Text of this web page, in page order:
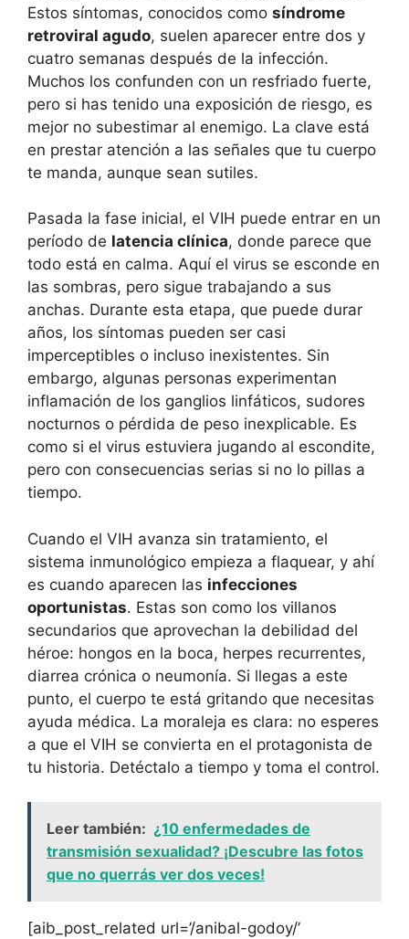
Estos síntomas, conocidos como síndrome
retroviral agudo, suelen aparecer entre dos y
cuatro semanas después de la infección.
Muchos los confunden con un resfriado fuerte,
pero si has tenido una exposición de riesgo, es
mejor no subestimar al enemigo. La clave está
en prestar atención a las señales que tu cuerpo
te manda, aunque sean sutiles.
Pasada la fase inicial, el VIH puede entrar en un
período de latencia clínica, donde parece que
todo está en calma. Aquí el virus se esconde en
las sombras, pero sigue trabajando a sus
anchas. Durante esta etapa, que puede durar
años, los síntomas pueden ser casi
imperceptibles o incluso inexistentes. Sin
embargo, algunas personas experimentan
inflamación de los ganglios linfáticos, sudores
nocturnos o pérdida de peso inexplicable. Es
como si el virus estuviera jugando al escondite,
pero con consecuencias serias si no lo pillas a
tiempo.
Cuando el VIH avanza sin tratamiento, el
sistema inmunológico empieza a flaquear, y ahí
es cuando aparecen las infecciones
oportunistas. Estas son como los villanos
secundarios que aprovechan la debilidad del
héroe: hongos en la boca, herpes recurrentes,
diarrea crónica o neumonía. Si llegas a este
punto, el cuerpo te está gritando que necesitas
ayuda médica. La moraleja es clara: no esperes
a que el VIH se convierta en el protagonista de
tu historia. Detéctalo a tiempo y toma el control.
Leer también: ¿10 enfermedades de
transmisión sexualidad? ¡Descubre las fotos
que no querrás ver dos veces!
[aib_post_related url=’/anibal-godoy/’